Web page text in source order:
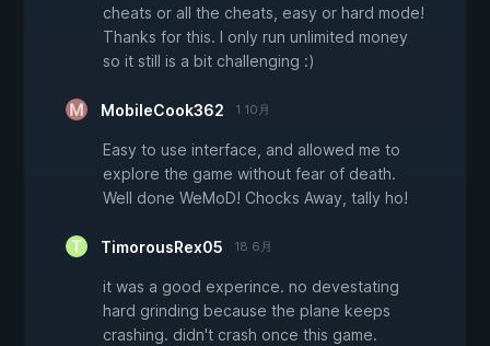
cheats or all the cheats, easy or hard mode!
Thanks for this. I only run unlimited money
so it still is a bit challenging :)
MobileCook362 1 10月
Easy to use interface, and allowed me to
explore the game without fear of death.
Well done WeMoD! Chocks Away, tally ho!
TimorousRex05 18 6月
it was a good experince. no devestating
hard grinding because the plane keeps
crashing. didn't crash once this game.